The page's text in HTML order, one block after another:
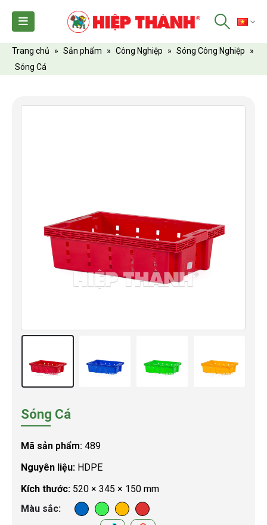
Trang chủ » Sản phẩm » Công Nghiệp » Sóng Công Nghiệp
»
Sóng Cá
Sóng Cá
Mã sản phẩm: 489
Nguyên liệu: HDPE
Kích thước: 520 × 345 × 150 mm
Màu sắc